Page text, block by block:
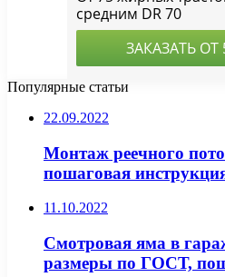
Популярные статьи
22.09.2022
Монтаж реечного
пошаговая
11.10.2022
Смотровая яма в
размеры по ГОСТ,